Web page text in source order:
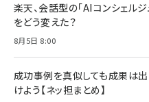
楽天、会話型の「AIコンシェル
をどう変えた？
8月5日 8:00
成功事例を真似しても成果は出
けよう【ネッ担まとめ】